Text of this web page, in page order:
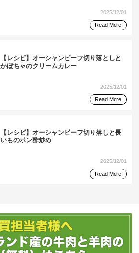
2025/12/01
Read More
【レシピ】オーシャンビーフ切り落としと
かぼちゃのクリームカレー
2025/12/01
Read More
【レシピ】オーシャンビーフ切り落しと長
いものポン酢炒め
2025/12/01
Read More